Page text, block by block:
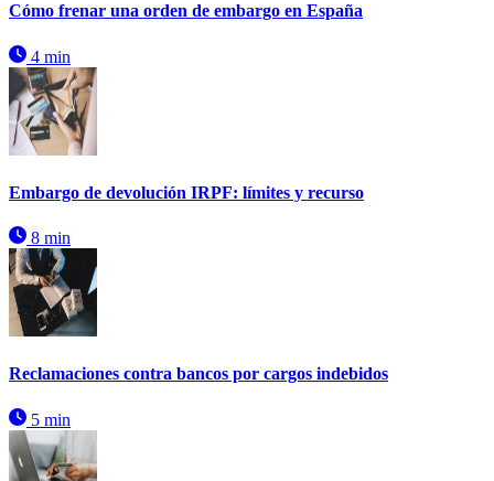
Cómo frenar una orden de embargo en España
4 min
Embargo de devolución IRPF: límites y recurso
8 min
Reclamaciones contra bancos por cargos indebidos
5 min